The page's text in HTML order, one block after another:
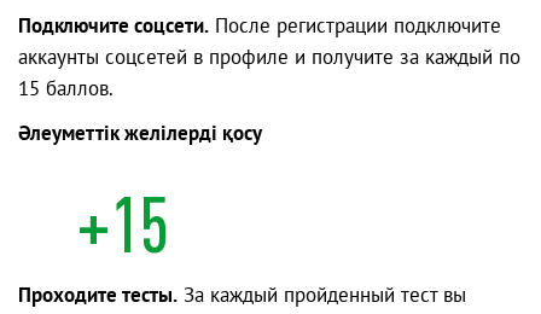
Подключите соцсети. После регистрации подключите
аккаунты соцсетей в профиле и получите за каждый по
15 баллов.
Әлеуметтік желілерді қосу
+15
Проходите тесты. За каждый пройденный тест вы